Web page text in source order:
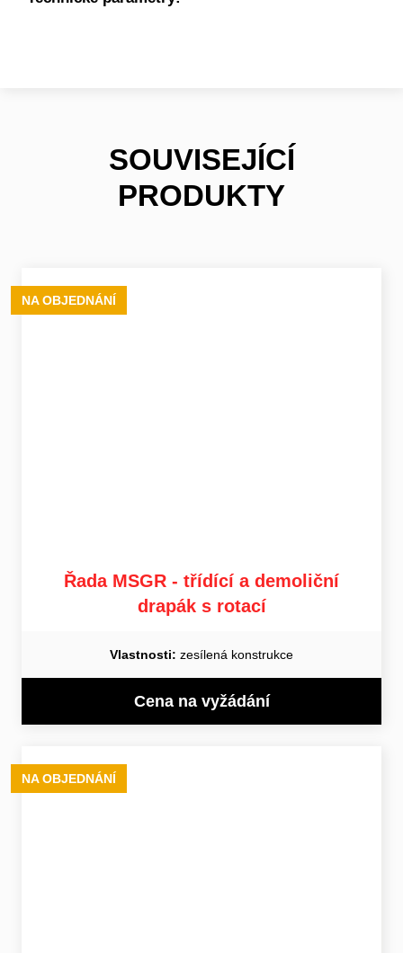
SOUVISEJÍCÍ
PRODUKTY
NA OBJEDNÁNÍ
Řada MSGR - třídící a demoliční
drapák s rotací
Vlastnosti: zesílená konstrukce
Cena na vyžádání
NA OBJEDNÁNÍ